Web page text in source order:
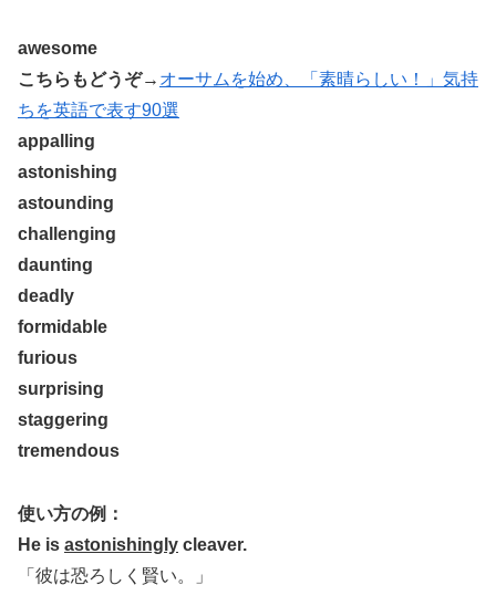
awesome
こちらもどうぞ→ オーサムを始め、「素晴らしい！」気持
ちを英語で表す90選
appalling
astonishing
astounding
challenging
daunting
deadly
formidable
furious
surprising
staggering
tremendous
使い方の例：
He is astonishingly cleaver.
「彼は恐ろしく賢い。」